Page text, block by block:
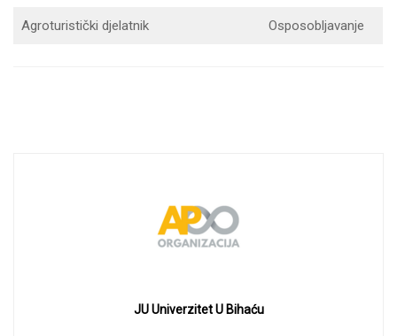
Agroturistički djelatnik Osposobljavanje
JU Univerzitet U Bihaću